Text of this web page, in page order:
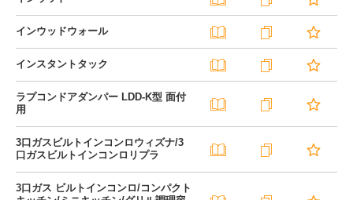
インウッドウォール
インスタントタック
ラプコンドアダンパー LDD-K型 面付
用
3口ガスビルトインコンロウィズナ/3
口ガスビルトインコンロリプラ
3口ガス ビルトインコンロ/コンパクト